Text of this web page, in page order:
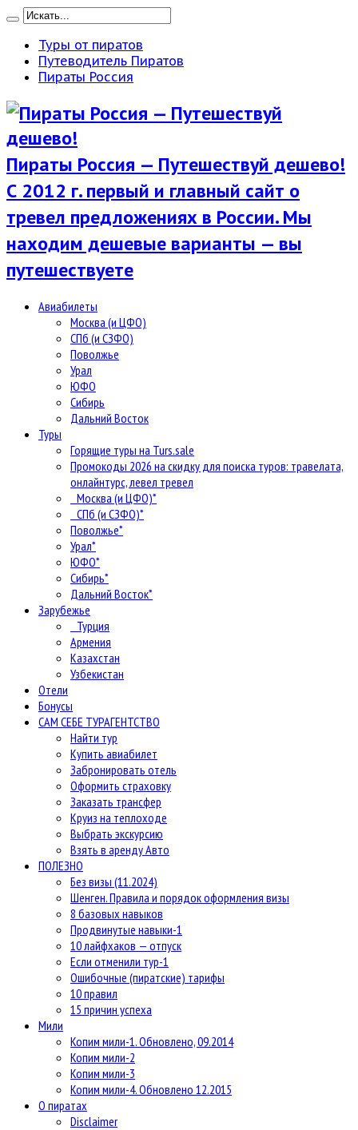
Туры от пиратов
Путеводитель Пиратов
Пираты Россия
Пираты Россия — Путешествуй дешево!
С 2012 г. первый и главный сайт о
тревел предложениях в России. Мы
находим дешевые варианты — вы
путешествуете
Авиабилеты
Москва (и ЦФО)
СПб (и СЗФО)
Поволжье
Урал
ЮФО
Сибирь
Дальний Восток
Туры
Горящие туры на Turs.sale
Промокоды 2026 на скидку для поиска туров: травелата,
онлайнтурс, левел тревел
Москва (и ЦФО)*
СПб (и СЗФО)*
Поволжье*
Урал*
ЮФО*
Сибирь*
Дальний Восток*
Зарубежье
Турция
Армения
Казахстан
Узбекистан
Отели
Бонусы
САМ СЕБЕ ТУРАГЕНТСТВО
Найти тур
Купить авиабилет
Забронировать отель
Оформить страховку
Заказать трансфер
Круиз на теплоходе
Выбрать экскурсию
Взять в аренду Авто
ПОЛЕЗНО
Без визы (11.2024)
Шенген. Правила и порядок оформления визы
8 базовых навыков
Продвинутые навыки-1
10 лайфхаков — отпуск
Если отменили тур-1
Ошибочные (пиратские) тарифы
10 правил
15 причин успеха
Мили
Копим мили-1. Обновлено, 09.2014
Копим мили-2
Копим мили-3
Копим мили-4. Обновлено 12.2015
О пиратах
Disclaimer